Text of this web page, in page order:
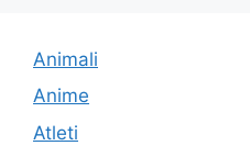
Animali
Anime
Atleti